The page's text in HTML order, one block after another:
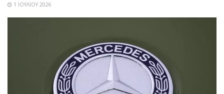
1 ΙΟΥΛΊΟΥ 2026